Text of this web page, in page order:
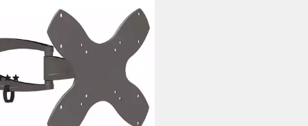
S48, (bis 42 Zoll,
1, bis 42 Zoll, schwenkbar
ausziehbar Fernseher Halter
€
- in 3-4 Werktagen bei dir